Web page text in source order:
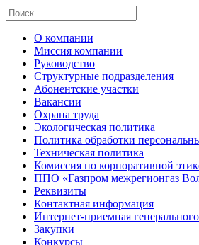
О компании
Миссия компании
Руководство
Структурные подразделения
Абонентские участки
Вакансии
Охрана труда
Экологическая политика
Политика обработки
Техническая политика
Комиссия по корпоративной
ППО «Газпром межрегионгаз
Реквизиты
Контактная информация
Интернет-приемная
Закупки
Конкурсы